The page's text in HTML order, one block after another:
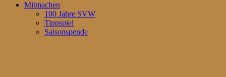
Mitmachen
100 Jahre SVW
Tippspiel
Saisonspende